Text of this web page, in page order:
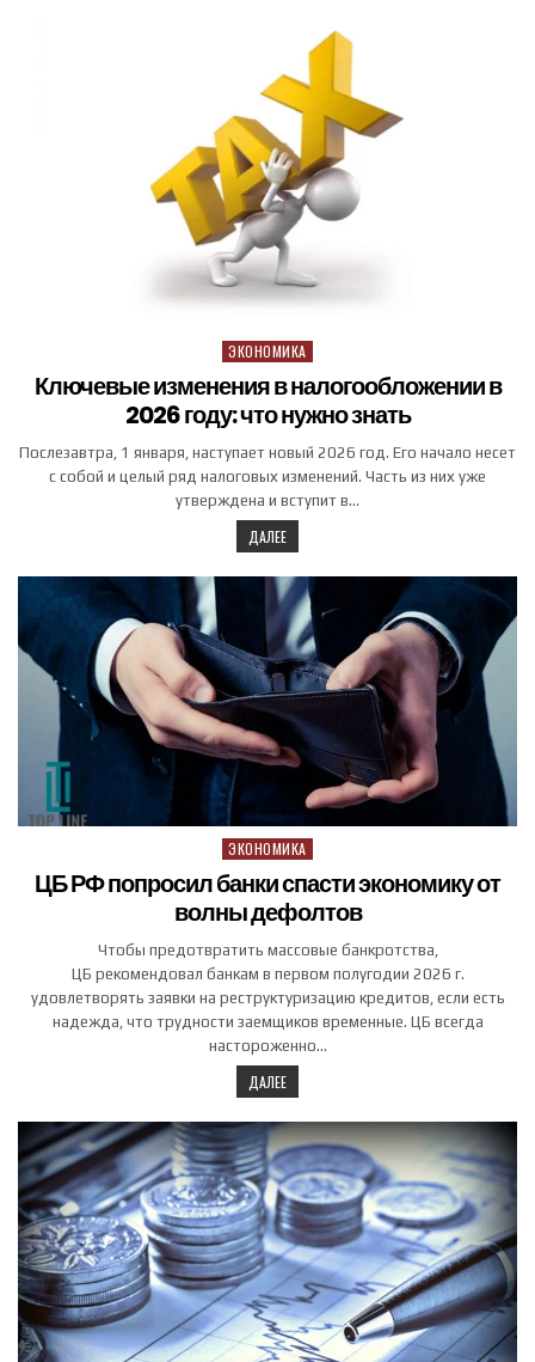
Posted in
ЭКОНОМИКА
Ключевые изменения в налогообложении в
2026 году: что нужно знать
Послезавтра, 1 января, наступает новый 2026 год. Его начало несет
с собой и целый ряд налоговых изменений. Часть из них уже
утверждена и вступит в…
ДАЛЕЕ
Posted in
ЭКОНОМИКА
ЦБ РФ попросил банки спасти экономику от
волны дефолтов
Чтобы предотвратить массовые банкротства,
ЦБ рекомендовал банкам в первом полугодии 2026 г.
удовлетворять заявки на реструктуризацию кредитов, если есть
надежда, что трудности заемщиков временные. ЦБ всегда
настороженно…
ДАЛЕЕ